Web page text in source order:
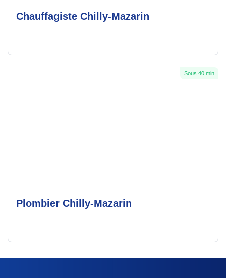
Chauffagiste Chilly-Mazarin
Sous 40 min
Plombier Chilly-Mazarin